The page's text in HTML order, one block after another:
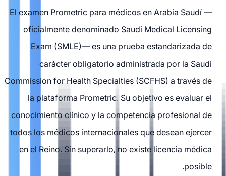
El examen Prometric para médicos en Arabia Saudí —
oficialmente denominado Saudi Medical Licensing
Exam (SMLE)— es una prueba estandarizada de
carácter obligatorio administrada por la Saudi
Commission for Health Specialties (SCFHS) a través de
la plataforma Prometric. Su objetivo es evaluar el
conocimiento clínico y la competencia profesional de
todos los médicos internacionales que desean ejercer
en el Reino. Sin superarlo, no existe licencia médica
posible.